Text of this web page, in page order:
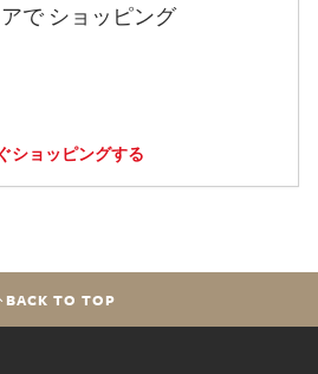
で ショッピング
ショッピングする
BACK TO TOP